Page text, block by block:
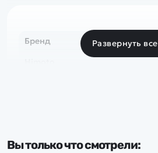
Бренд
Развернуть все
Вы только что смотрели: